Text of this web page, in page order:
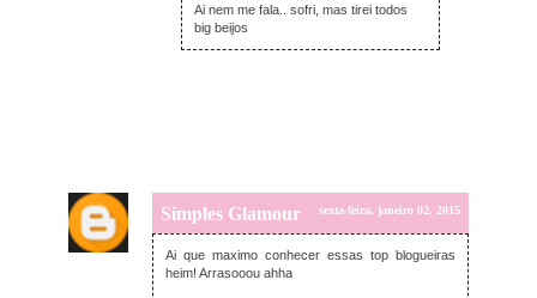
Ai nem me fala.. sofri, mas tirei todos
big beijos
Simples Glamour sexta-feira, janeiro 02, 2015
Ai que maximo conhecer essas top blogueiras
heim! Arrasooou ahha